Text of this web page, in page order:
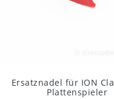
Ersatznadel für ION
Plattenspieler